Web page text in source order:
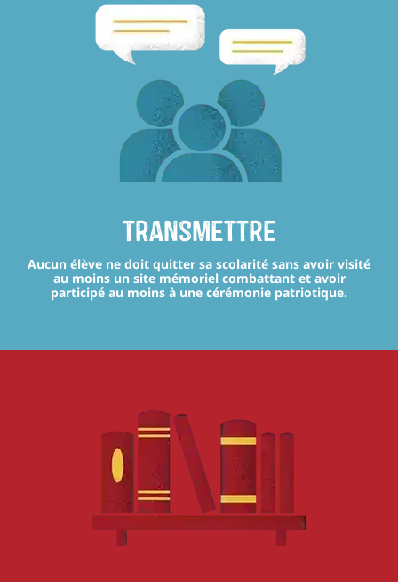
transmettre
Aucun élève ne doit quitter sa scolarité sans avoir visité
au moins un site mémoriel combattant et avoir
participé au moins à une cérémonie patriotique.